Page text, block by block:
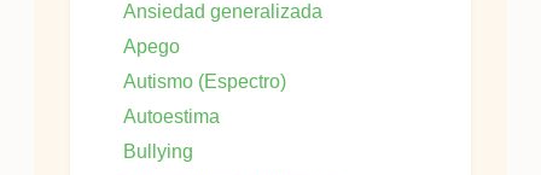
Ansiedad generalizada
Apego
Autismo (Espectro)
Autoestima
Bullying